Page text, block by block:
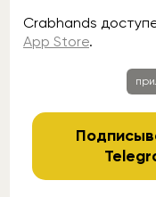
Crabhands
App Store.